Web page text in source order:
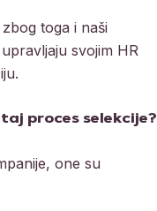
toga i naši
svojim HR
proces selekcije?
one su